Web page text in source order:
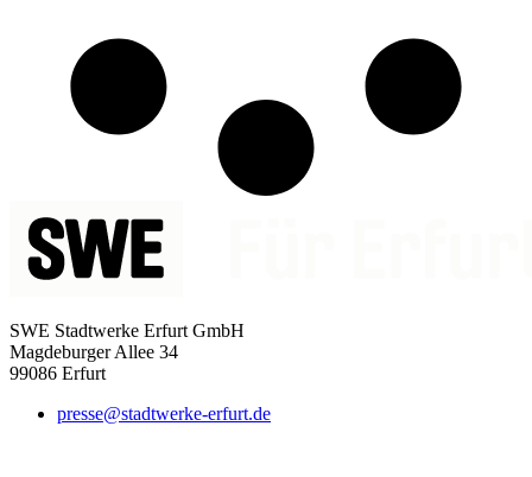
SWE Stadtwerke Erfurt GmbH
Magdeburger Allee 34
99086 Erfurt
presse@stadtwerke-erfurt.de